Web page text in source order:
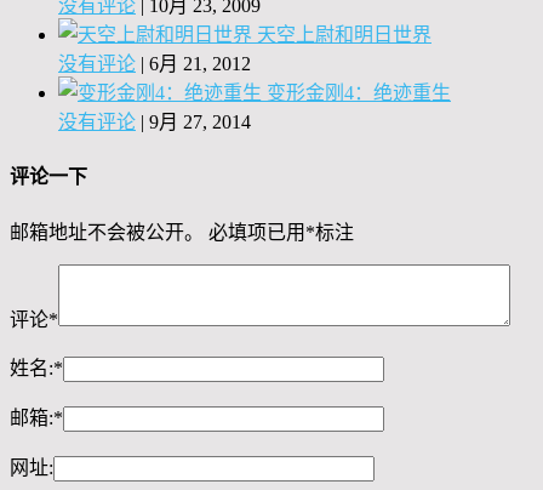
没有评论 | 10月 23, 2009
天空上尉和明日世界
没有评论 | 6月 21, 2012
变形金刚4：绝迹重生
没有评论 | 9月 27, 2014
评论一下
邮箱地址不会被公开。 必填项已用 *标注
评论*
姓名:*
邮箱:*
网址: